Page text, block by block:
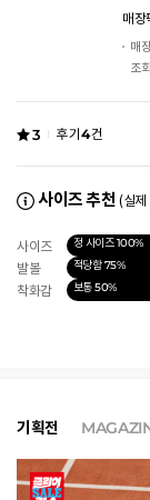
매장
매
조
3 후기4건
사이즈 추천 (실제
사이즈 정 사이즈100%
발볼 적당함75%
착화감 보통50%
기획전